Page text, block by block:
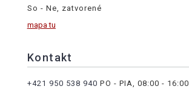
So - Ne, zatvorené
mapa tu
Kontakt
+421 950 538 940 PO - PIA, 08:00 - 16:00